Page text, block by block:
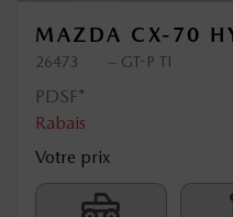
MAZDA CX-70
26473 – GT-P TI
PDSF*
Rabais
Votre prix